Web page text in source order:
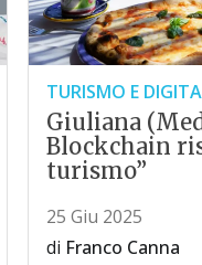
TURISMO E
Giuliana
Blockchain
turismo”
25 Giu 2025
di Franco Canna